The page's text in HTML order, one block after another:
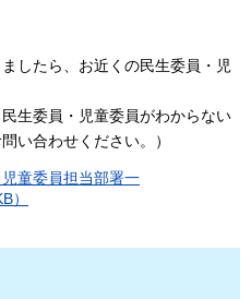
したら、お近くの民生委員・児
生委員・児童委員がわからない
い合わせください。）
童委員担当部署一
）